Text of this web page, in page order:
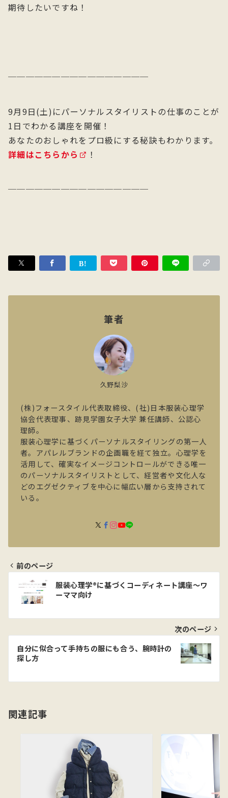
期待したいですね！
────────────────
9月9日(土)にパーソナルスタイリストの仕事のことが
1日でわかる講座を開催！
あなたのおしゃれをプロ級にする秘訣もわかります。
詳細はこちらから
！
────────────────
筆者
久野梨沙
(株)フォースタイル代表取締役、(社)日本服装心理学
協会代表理事、跡見学園女子大学 兼任講師、公認心
理師。
服装心理学に基づくパーソナルスタイリングの第一人
者。アパレルブランドの企画職を経て独立。心理学を
活用して、確実なイメージコントロールができる唯一
のパーソナルスタイリストとして、経営者や文化人な
どのエグゼクティブを中心に幅広い層から支持されて
いる。
投
ナ
ビ
ゲ
ー
シ
ン
前のページ
服装心理学®に基づくコーディネート講座〜ワ
ーママ向け
次のページ
自分に似合って手持ちの服にも合う、腕時計の
探し方
関連記事